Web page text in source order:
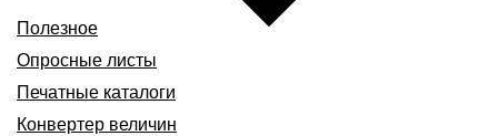
Полезное
Опросные листы
Печатные каталоги
Конвертер величин